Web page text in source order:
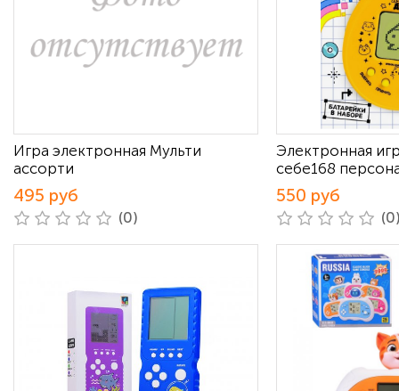
Игра электронная Мульти
ассорти
495 руб
(0)
Электронная
себе168
550 руб